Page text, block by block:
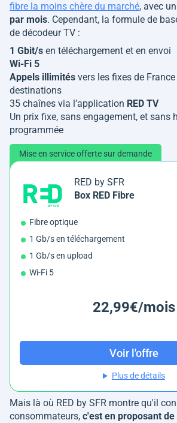
fibre la moins chère du marché, avec
par mois. Cependant, la formule de
de décodeur TV :
1 Gbit/s en téléchargement et en envoi
Wi-Fi 5
Appels illimités vers les fixes de
destinations
35 chaînes via l’application RED TV
Un prix fixe, sans engagement, et sans
programmée
Mise en service offerte sur demande
RED by SFR
Box RED Fibre
Fibre optique
1 Gb/s en téléchargement
1 Gb/s en upload
Wi-Fi 5
22,99€/mois
Voir l'offre
Plus de détails
Mais là où RED by SFR montre qu'il
consommateurs, c'est en proposant de